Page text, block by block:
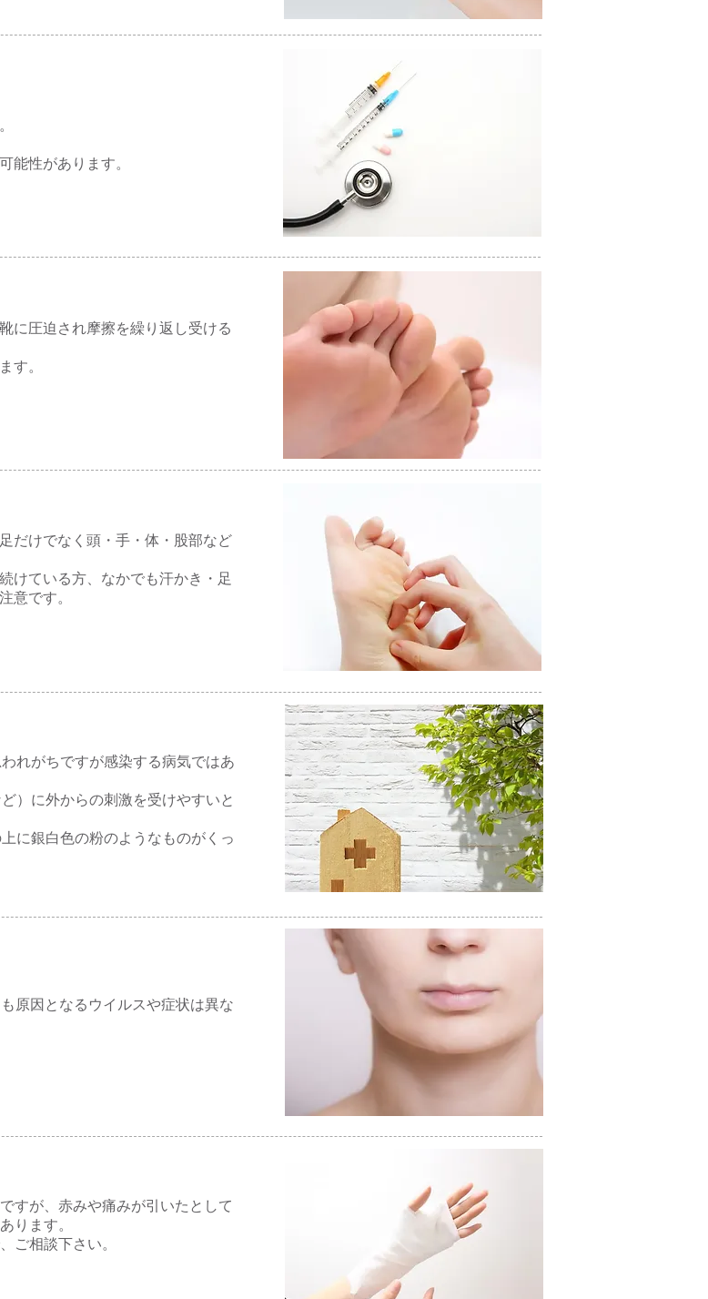
能性があります。
に圧迫され摩擦を繰り返し受ける
す。
だけでなく頭・手・体・股部など
けている方、なかでも汗かき・足
意です。
れがちですが感染する病気ではあ
）に外からの刺激を受けやすいと
に銀白色の粉のようなものがくっ
原因となるウイルスや症状は異な
すが、赤みや痛みが引いたとして
ります。
ご相談下さい。